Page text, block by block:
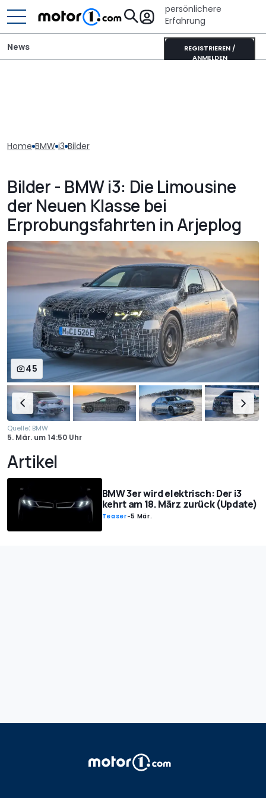
persönlichere
Erfahrung
REGISTRIEREN /
ANMELDEN
News
Home BMW i3 Bilder
Bilder - BMW i3: Die Limousine
der Neuen Klasse bei
Erprobungsfahrten in Arjeplog
45
Quelle: BMW
5. Mär. um14:50 Uhr
Artikel
BMW 3er wird elektrisch: Der i3
kehrt am 18. März zurück (Update)
Teaser-5 Mär.